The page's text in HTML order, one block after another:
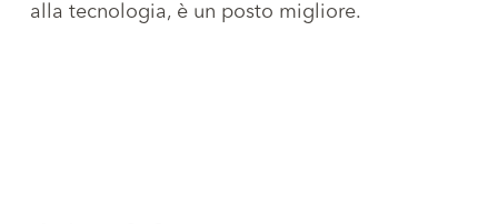
alla tecnologia, è un posto migliore.